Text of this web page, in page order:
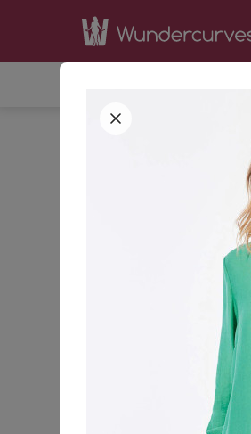
STARTSEITE
GRÖSSE